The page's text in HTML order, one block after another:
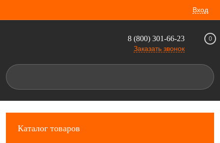
Вход
8 (800) 301-66-23
Заказать звонок
0
Каталог товаров